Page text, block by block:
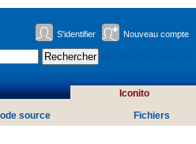
S'identifier Nouveau compte
Iconito
source Fichiers